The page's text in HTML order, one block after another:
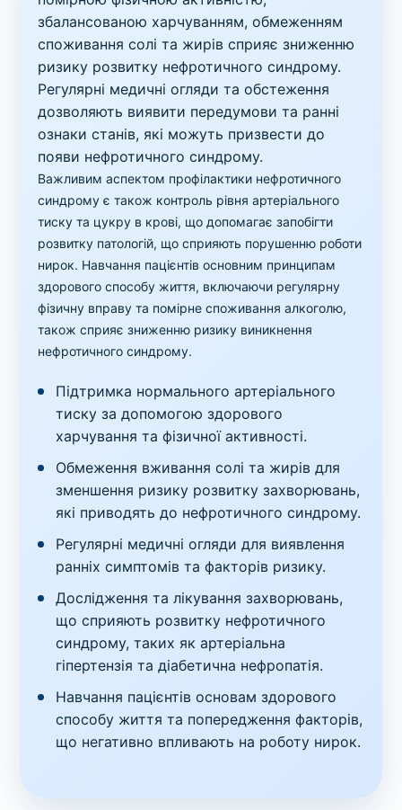
збалансованою харчуванням, обмеженням
споживання солі та жирів сприяє зниженню
ризику розвитку нефротичного синдрому.
Регулярні медичні огляди та обстеження
дозволяють виявити передумови та ранні
ознаки станів, які можуть призвести до
появи нефротичного синдрому.
Важливим аспектом профілактики нефротичного
синдрому є також контроль рівня артеріального
тиску та цукру в крові, що допомагає запобігти
розвитку патологій, що сприяють порушенню роботи
нирок. Навчання пацієнтів основним принципам
здорового способу життя, включаючи регулярну
фізичну вправу та помірне споживання алкоголю,
також сприяє зниженню ризику виникнення
нефротичного синдрому.
Підтримка нормального артеріального
тиску за допомогою здорового
харчування та фізичної активності.
Обмеження вживання солі та жирів для
зменшення ризику розвитку захворювань,
які приводять до нефротичного синдрому.
Регулярні медичні огляди для виявлення
ранніх симптомів та факторів ризику.
Дослідження та лікування захворювань,
що сприяють розвитку нефротичного
синдрому, таких як артеріальна
гіпертензія та діабетична нефропатія.
Навчання пацієнтів основам здорового
способу життя та попередження факторів,
що негативно впливають на роботу нирок.